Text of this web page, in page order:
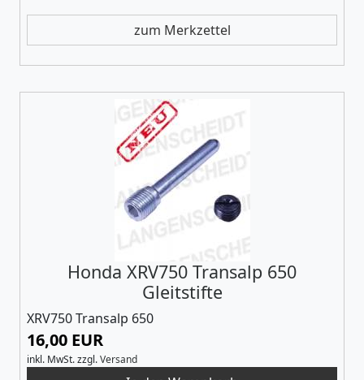
zum Merkzettel
Honda XRV750 Transalp 650
Gleitstifte
XRV750 Transalp 650
16,00 EUR
inkl. MwSt.zzgl.Versand